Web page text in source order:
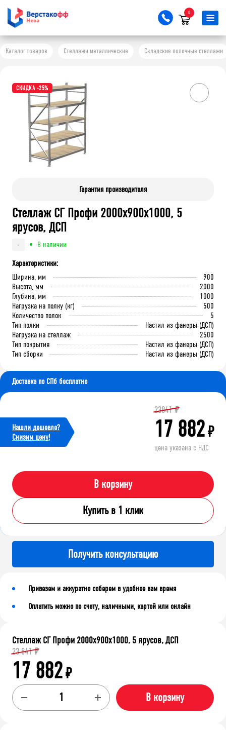
0
Каталог товаров Стеллажи металлические Складские полочные стеллажи
СКИДКА -25%
Гарантия производителя
Стеллаж СГ Профи 2000х900х1000, 5
ярусов, ДСП
-
В наличии
Характеристики:
Ширина, мм
900
Высота, мм
2000
Глубина, мм
1000
Нагрузка на полку (кг)
500
Количество полок
5
Тип полки
Настил из фанеры (ДСП)
Нагрузка на стеллаж
2500
Тип покрытия
Настил из фанеры (ДСП)
Тип сборки
Настил из фанеры (ДСП)
Доставка по СПб бесплатно
Нашли дешевле?
Cнизим цену!
23841 ₽
17 882₽
цена указана с НДС
В корзину
Купить в 1 клик
Получить консультацию
Привезем и аккуратно соберем в удобное вам время
Оплатить можно по счету, наличными, картой или онлайн
Стеллаж СГ Профи 2000х900х1000, 5 ярусов, ДСП
23 841 ₽
17 882₽
В корзину